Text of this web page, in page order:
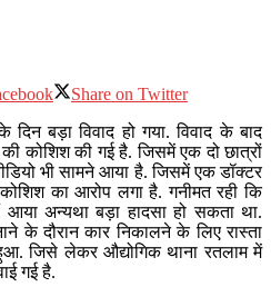
Share on Twitter
बड़ा विवाद हो गया. विवाद के बाद
कोशिश की गई है. जिसमें एक दो छात्रों
भी सामने आया है. जिसमें एक डॉक्टर
का आरोप लगा है. गनीमत रही कि
अन्यथा बड़ा हादसा हो सकता था.
के दौरान कार निकालने के लिए रास्ता
जिसे लेकर औद्योगिक थाना रतलाम में
गई है.